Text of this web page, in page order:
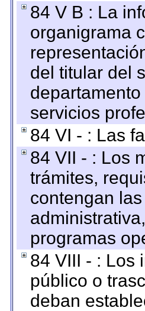
84 V B : La
organigrama
del titular del
servicios
84 VI - : Las
84 VII - : Los
trámites,
contengan
programas
84 VIII - : Los
público o
deban